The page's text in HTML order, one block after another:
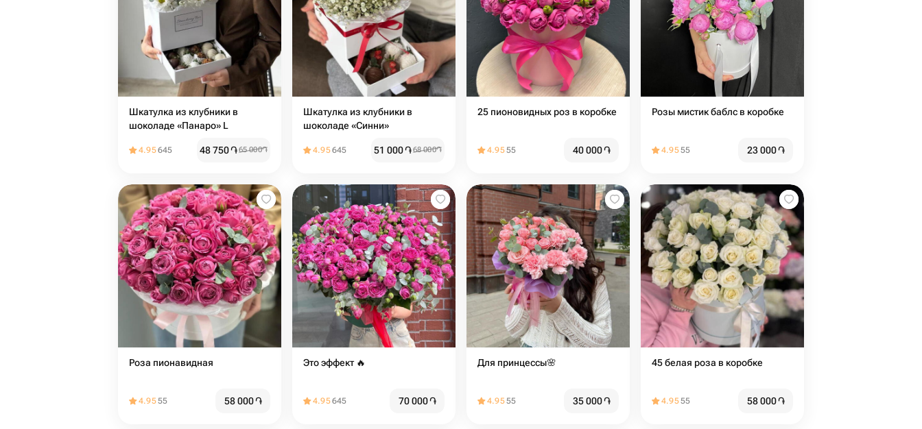
Шкатулка из клубники в
шоколаде «Панаро» L
4.95645 48 750֏65 000֏
Шкатулка из клубники в
шоколаде «Синни»
4.95645 51 000֏68 000֏
25 пионовидных роз в коробке
4.9555 40 000֏
Розы мистик баблс в коробке
4.9555 23 000֏
Роза пионавидная
4.9555 58 000֏
Это эффект 🔥
4.95645 70 000֏
Для принцессы🌸
4.9555 35 000֏
45 белая роза в коробке
4.9555 58 000֏